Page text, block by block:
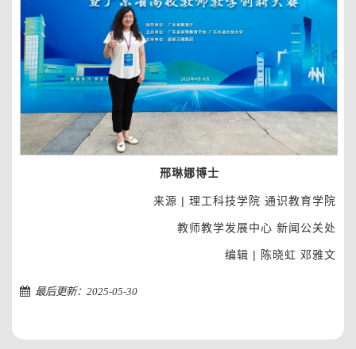
邢琳娜博士
来源 | 理工科技学院 通识教育学院
教师教学发展中心 新闻公关处
编辑 | 陈晓虹 邓雅文
最后更新：2025-05-30